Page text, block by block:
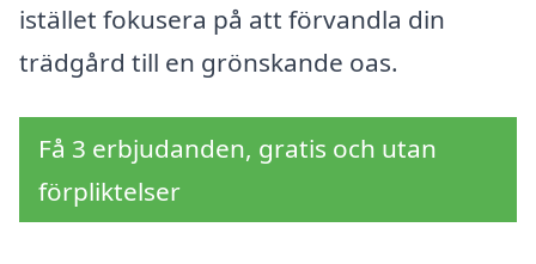
istället fokusera på att förvandla din
trädgård till en grönskande oas.
Få 3 erbjudanden, gratis och utan
förpliktelser